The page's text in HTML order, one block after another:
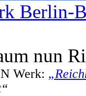
Berlin-
nun
Werk: